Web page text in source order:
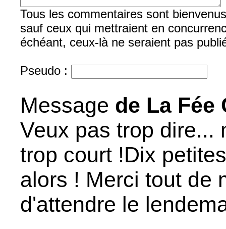
Tous les commentaires sont
sauf ceux qui mettraient en
échéant, ceux-là ne seraient pas
Pseudo :
Message de La Fée
Veux pas trop dire...
trop court !Dix
alors ! Merci tout de
d'attendre le